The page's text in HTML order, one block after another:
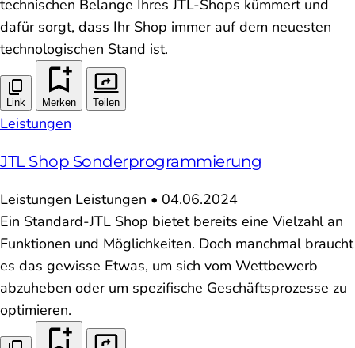
technischen Belange Ihres JTL-Shops kümmert und
dafür sorgt, dass Ihr Shop immer auf dem neuesten
technologischen Stand ist.
Link Merken Teilen
Leistungen
JTL Shop Sonderprogrammierung
Leistungen Leistungen • 04.06.2024
Ein Standard-JTL Shop bietet bereits eine Vielzahl an
Funktionen und Möglichkeiten. Doch manchmal braucht
es das gewisse Etwas, um sich vom Wettbewerb
abzuheben oder um spezifische Geschäftsprozesse zu
optimieren.